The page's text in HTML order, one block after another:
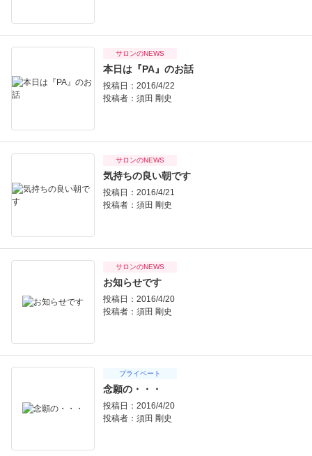
サロンのNEWS
本日は『PA』のお話
投稿日：2016/4/22
投稿者： 須田 剛史
サロンのNEWS
気持ちの良い朝です
投稿日：2016/4/21
投稿者： 須田 剛史
サロンのNEWS
お知らせです
投稿日：2016/4/20
投稿者： 須田 剛史
プライベート
念願の・・・
投稿日：2016/4/20
投稿者： 須田 剛史